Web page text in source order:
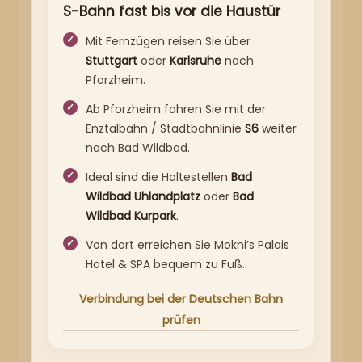
S-Bahn fast bis vor die Haustür
Mit Fernzügen reisen Sie über
Stuttgart oder Karlsruhe nach
Pforzheim.
Ab Pforzheim fahren Sie mit der
Enztalbahn / Stadtbahnlinie S6 weiter
nach Bad Wildbad.
Ideal sind die Haltestellen Bad
Wildbad Uhlandplatz oder Bad
Wildbad Kurpark.
Von dort erreichen Sie Mokni’s Palais
Hotel & SPA bequem zu Fuß.
Verbindung bei der Deutschen Bahn
prüfen